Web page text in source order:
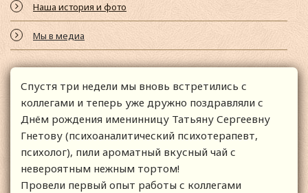
Наша история и фото
Мы в медиа
Спустя три недели мы вновь встретились с
коллегами и теперь уже дружно поздравляли с
Днём рождения именинницу Татьяну Сергеевну
Гнетову (психоаналитический психотерапевт,
психолог), пили ароматный вкусный чай с
невероятным нежным тортом!
Провели первый опыт работы с коллегами